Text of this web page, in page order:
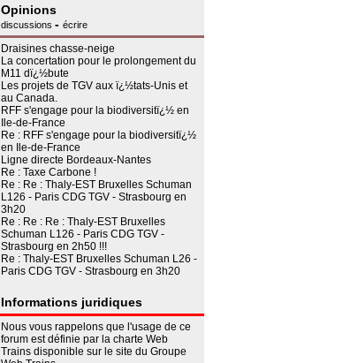
Opinions
discussions - écrire
Draisines chasse-neige
La concertation pour le prolongement du
M11 dï¿½bute
Les projets de TGV aux ï¿½tats-Unis et
au Canada.
RFF s'engage pour la biodiversitï¿½ en
Ile-de-France
Re : RFF s'engage pour la biodiversitï¿½
en Ile-de-France
Ligne directe Bordeaux-Nantes
Re : Taxe Carbone !
Re : Re : Thaly-EST Bruxelles Schuman
L126 - Paris CDG TGV - Strasbourg en
3h20
Re : Re : Re : Thaly-EST Bruxelles
Schuman L126 - Paris CDG TGV -
Strasbourg en 2h50 !!!
Re : Thaly-EST Bruxelles Schuman L26 -
Paris CDG TGV - Strasbourg en 3h20
Informations juridiques
Nous vous rappelons que l'usage de ce
forum est définie par la charte Web
Trains disponible sur le site du Groupe